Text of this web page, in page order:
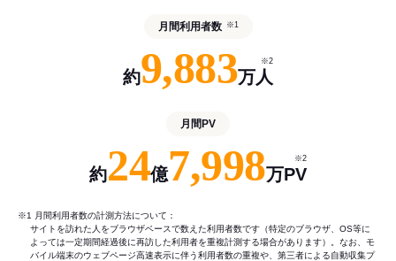
月間利用者数 ※1
約9,883万人
※2
月間PV
約24億7,998万PV
※2
※1 月間利用者数の計測方法について：
サイトを訪れた人をブラウザベースで数えた利用者数です（特定のブラウザ、OS等に
よっては一定期間経過後に再訪した利用者を重複計測する場合があります）。なお、モ
バイル端末のウェブページ高速表示に伴う利用者数の重複や、第三者による自動収集プ